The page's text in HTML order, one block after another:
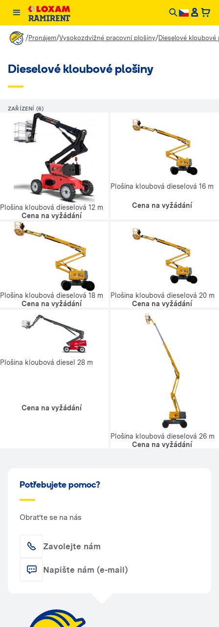
/Pronájem/Vysokozdvižné pracovní plošiny/Dieselové kloubové
Dieselové kloubové plošiny
ZAŘÍZENÍ (6)
Plošina kloubová dieselová 12 m
Cena na vyžádání
Plošina kloubová dieselová 16 m
Cena na vyžádání
Plošina kloubová dieselová 18 m
Cena na vyžádání
Plošina kloubová dieselová 20 m
Cena na vyžádání
Plošina kloubová diesel 28 m
Cena na vyžádání
Plošina kloubová dieselová 26 m
Cena na vyžádání
Potřebujete pomoc?
Obraťte se na nás
Zavolejte nám
Napište nám (e-mail)